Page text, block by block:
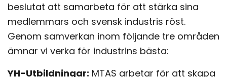
beslutat att samarbeta för att stärka sina
medlemmars och svensk industris röst.
Genom samverkan inom följande tre områden
ämnar vi verka för industrins bästa:
YH-Utbildningar: MTAS arbetar för att skapa